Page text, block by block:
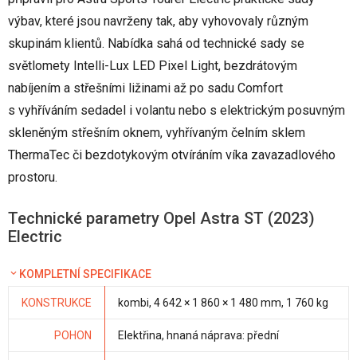
výbav, které jsou navrženy tak, aby vyhovovaly různým
skupinám klientů. Nabídka sahá od technické sady se
světlomety Intelli-Lux LED Pixel Light, bezdrátovým
nabíjením a střešními ližinami až po sadu Comfort
s vyhříváním sedadel i volantu nebo s elektrickým posuvným
skleněným střešním oknem, vyhřívaným čelním sklem
ThermaTec či bezdotykovým otvíráním víka zavazadlového
prostoru.
Technické parametry Opel Astra ST (2023)
Electric
KOMPLETNÍ SPECIFIKACE
KONSTRUKCE kombi, 4 642 × 1 860 × 1 480 mm, 1 760 kg
POHON Elektřina, hnaná náprava: přední